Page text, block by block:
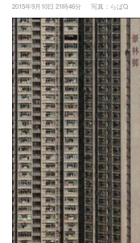
2015年9月10日 21時46分 写真：らばQ